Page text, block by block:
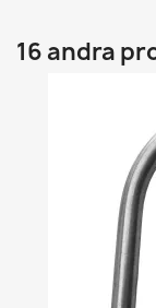
16 andra